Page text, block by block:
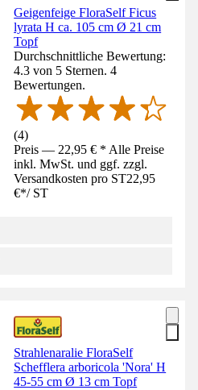
Geigenfeige FloraSelf Ficus
lyrata H ca. 105 cm Ø 21 cm
Topf
Durchschnittliche Bewertung:
4.3 von 5 Sternen. 4
Bewertungen.
(4)
Preis — 22,95 € * Alle Preise
inkl. MwSt. und ggf. zzgl.
Versandkosten pro ST22,95
€*/ ST
Strahlenaralie FloraSelf
Schefflera arboricola 'Nora' H
45-55 cm Ø 13 cm Topf